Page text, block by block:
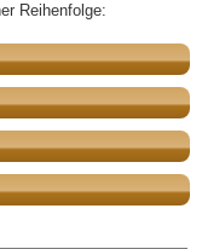
Reihenfolge: